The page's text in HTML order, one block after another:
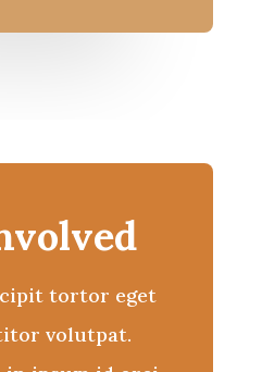
tortor eget
volutpat.